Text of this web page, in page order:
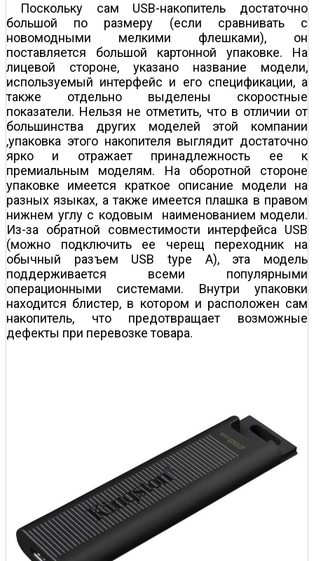
Поскольку сам USB-накопитель достаточно
большой по размеру (если сравнивать с
новомодными мелкими флешками), он
поставляется большой картонной упаковке. На
лицевой стороне, указано название модели,
используемый интерфейс и его спецификации, а
также отдельно выделены скоростные
показатели. Нельзя не отметить, что в отличии от
большинства других моделей этой компании
,упаковка этого накопителя выглядит достаточно
ярко и отражает принадлежность ее к
премиальным моделям. На оборотной стороне
упаковке имеется краткое описание модели на
разных языках, а также имеется плашка в правом
нижнем углу с кодовым наименованием модели.
Из-за обратной совместимости интерфейса USB
(можно подключить ее черещ переходник на
обычный разъем USB type A), эта модель
поддерживается всеми популярными
операционными системами. Внутри упаковки
находится блистер, в котором и расположен сам
накопитель, что предотвращает возможные
дефекты при перевозке товара.